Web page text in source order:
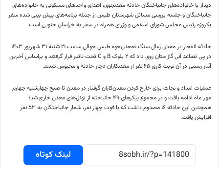
دیدار با خانواده‌های جانباختگان حادثه معدنجوی، اهدای واحد‌های مسکونی به خانواده‌های
جانباختگان و جلسه بررسی مسائل شهرستان طبس از جمله برنامه‌های پیش بینی شده سفر
یکروزه رئیس مجلس شورای اسلامی و وزرای همراه در سفر به خراسان جنوبی است.
حادثه انفجار در معدن زغال سنگ «معدن‌جو» طبس حوالی ساعت ۲۱ شنبه ۳۱ شهریور ۱۴۰۳
در پی تصاعد آنی گاز متان روی داد که ۲ بلوک B و C تحت تاثیر قرار گرفتند و براساس آخرین
آمار رسمی در آن نوبت کاری ۶۵ نفر از معدنکاران دچار حادثه و محبوس شدند.
عملیات امداد و نجات برای خارج کردن معدن‌کاران گرفتار در معدن تا صبح چهارشنبه چهارم
مهر ماه ادامه یافت و در مجموع پیکر‌های ۴۹ جانباخته از تونل‌های معدن خارج شد؛
همچنین این حادثه ۱۶ مصدوم داشت که با فوت چهار نفر، شمار جانباختگان به ۵۳ نفر
افزایش یافت.
لینک کوتاه